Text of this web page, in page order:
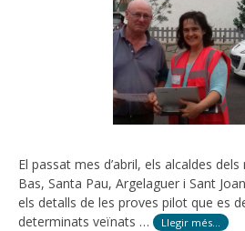
El passat mes d’abril, els alcaldes dels
Bas, Santa Pau, Argelaguer i Sant
els detalls de les proves pilot que es
determinats veïnats …
Llegir més…